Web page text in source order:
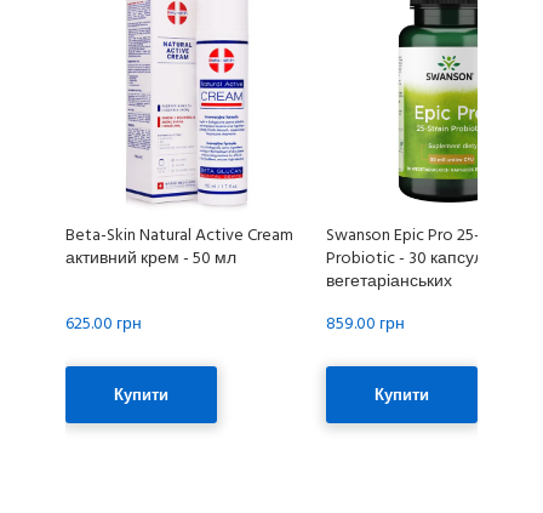
Beta-Skin Natural Active Cream
активний крем - 50 мл
625.00 грн
Купити
Swanson Epic Pro 25-Strain
Probiotic - 30 капсул
вегетаріанських
859.00 грн
Купити